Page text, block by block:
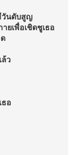
วันดับสูญ
ยเพื่อเชิดชูเธอ
ว
อ